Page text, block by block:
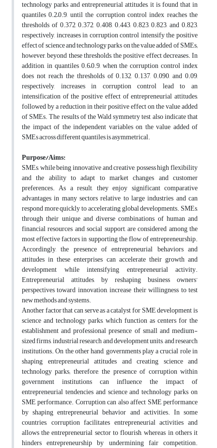
technology parks and entrepreneurial attitudes, it is found that in
quantiles 0.2–0.9, until the corruption control index reaches the
thresholds of 0.372, 0.372, 0.408, 0.443, 0.823, 0.823, and 0.823,
respectively, increases in corruption control intensify the positive
effect of science and technology parks on the value added of SMEs;
however, beyond these thresholds, the positive effect decreases. In
addition, in quantiles 0.6–0.9, when the corruption control index
does not reach the thresholds of 0.132, 0.137, 0.090, and 0.09,
respectively, increases in corruption control lead to an
intensification of the positive effect of entrepreneurial attitudes,
followed by a reduction in their positive effect on the value added
of SMEs. The results of the Wald symmetry test also indicate that
the impact of the independent variables on the value added of
SMEs across different quantiles is asymmetrical.
Purpose/Aims:
SMEs, while being innovative and creative, possess high flexibility
and the ability to adapt to market changes and customer
preferences. As a result, they enjoy significant comparative
advantages in many sectors relative to large industries and can
respond more quickly to accelerating global developments.SMEs,
through their unique and diverse combinations of human and
financial resources and social support, are considered among the
most effective factors in supporting the flow of entrepreneurship.
Accordingly, the presence of entrepreneurial behaviors and
attitudes in these enterprises can accelerate their growth and
development while intensifying entrepreneurial activity.
Entrepreneurial attitudes, by reshaping business owners’
perspectives toward innovation, increase their willingness to test
new methods and systems.
Another factor that can serve as a catalyst for SME development is
science and technology parks, which function as centers for the
establishment and professional presence of small and medium-
sized firms, industrial research and development units, and research
institutions.On the other hand, governments play a crucial role in
shaping entrepreneurial attitudes and creating science and
technology parks; therefore, the presence of corruption within
government institutions can influence the impact of
entrepreneurial tendencies and science and technology parks on
SME performance. Corruption can also affect SME performance
by shaping entrepreneurial behavior and activities. In some
countries, corruption facilitates entrepreneurial activities and
allows the entrepreneurial sector to flourish, whereas in others it
hinders entrepreneurship by undermining fair competition.